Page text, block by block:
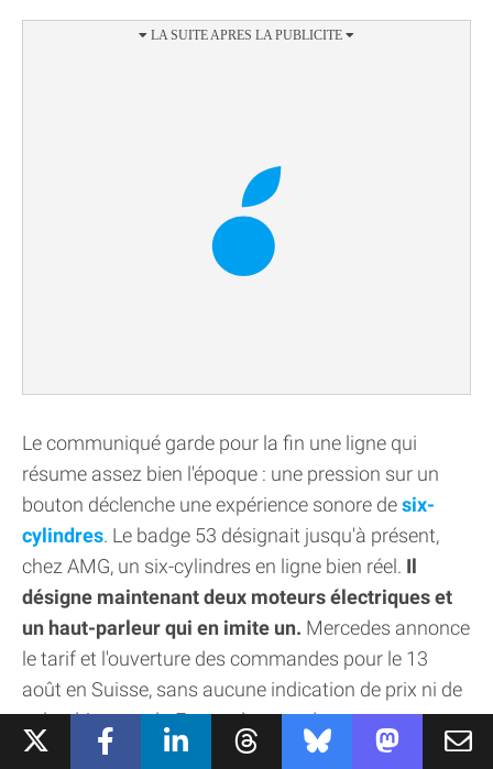
Le communiqué garde pour la fin une ligne qui
résume assez bien l'époque : une pression sur un
bouton déclenche une expérience sonore desix-
cylindres. Le badge 53 désignait jusqu'à présent,
chez AMG, un six-cylindres en ligne bien réel. Il
désigne maintenant deux moteurs électriques et
un haut-parleur qui en imite un. Mercedes annonce
le tarif et l'ouverture des commandes pour le 13
août en Suisse, sans aucune indication de prix ni de
calendrier pour la France à ce stade.